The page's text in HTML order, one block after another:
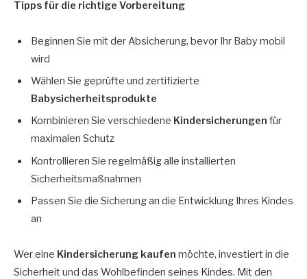
Tipps für die richtige Vorbereitung
Beginnen Sie mit der Absicherung, bevor Ihr Baby mobil
wird
Wählen Sie geprüfte und zertifizierte
Babysicherheitsprodukte
Kombinieren Sie verschiedene Kindersicherungen für
maximalen Schutz
Kontrollieren Sie regelmäßig alle installierten
Sicherheitsmaßnahmen
Passen Sie die Sicherung an die Entwicklung Ihres Kindes
an
Wer eine Kindersicherung kaufen möchte, investiert in die
Sicherheit und das Wohlbefinden seines Kindes. Mit den